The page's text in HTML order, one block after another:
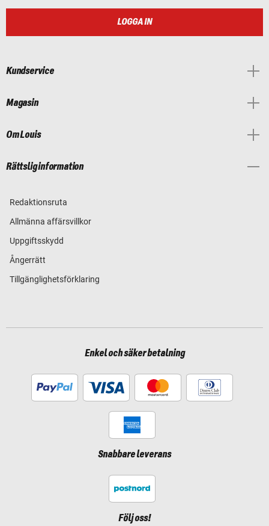
LOGGA IN
Kundservice
Magasin
Om Louis
Rättslig information
Redaktionsruta
Allmänna affärsvillkor
Uppgiftsskydd
Ångerrätt
Tillgänglighetsförklaring
Enkel och säker betalning
Snabbare leverans
Följ oss!